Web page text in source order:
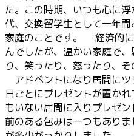
た。この時期、いつも心に
代、交換留学生として一年
家庭のことです。 経済的
んでしたが、温かい家庭で
り、笑ったり、怒ったり、
アドベントになり居間に
日ごとにプレゼントが置か
もいない居間に入りプレゼ
前のある包みは一つもあり